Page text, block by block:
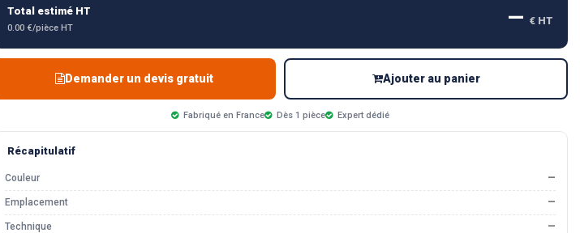
Total estimé HT
0.00 €/pièce HT — € HT
Demander un devis gratuit Ajouter au panier
Fabriqué en France Dès 1 pièce Expert dédié
Récapitulatif
Couleur —
Emplacement —
Technique —